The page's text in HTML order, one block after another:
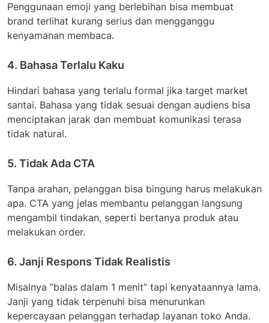
Penggunaan emoji yang berlebihan bisa membuat
brand terlihat kurang serius dan mengganggu
kenyamanan membaca.
4. Bahasa Terlalu Kaku
Hindari bahasa yang terlalu formal jika target market
santai. Bahasa yang tidak sesuai dengan audiens bisa
menciptakan jarak dan membuat komunikasi terasa
tidak natural.
5. Tidak Ada CTA
Tanpa arahan, pelanggan bisa bingung harus melakukan
apa. CTA yang jelas membantu pelanggan langsung
mengambil tindakan, seperti bertanya produk atau
melakukan order.
6. Janji Respons Tidak Realistis
Misalnya “balas dalam 1 menit” tapi kenyataannya lama.
Janji yang tidak terpenuhi bisa menurunkan
kepercayaan pelanggan terhadap layanan toko Anda.